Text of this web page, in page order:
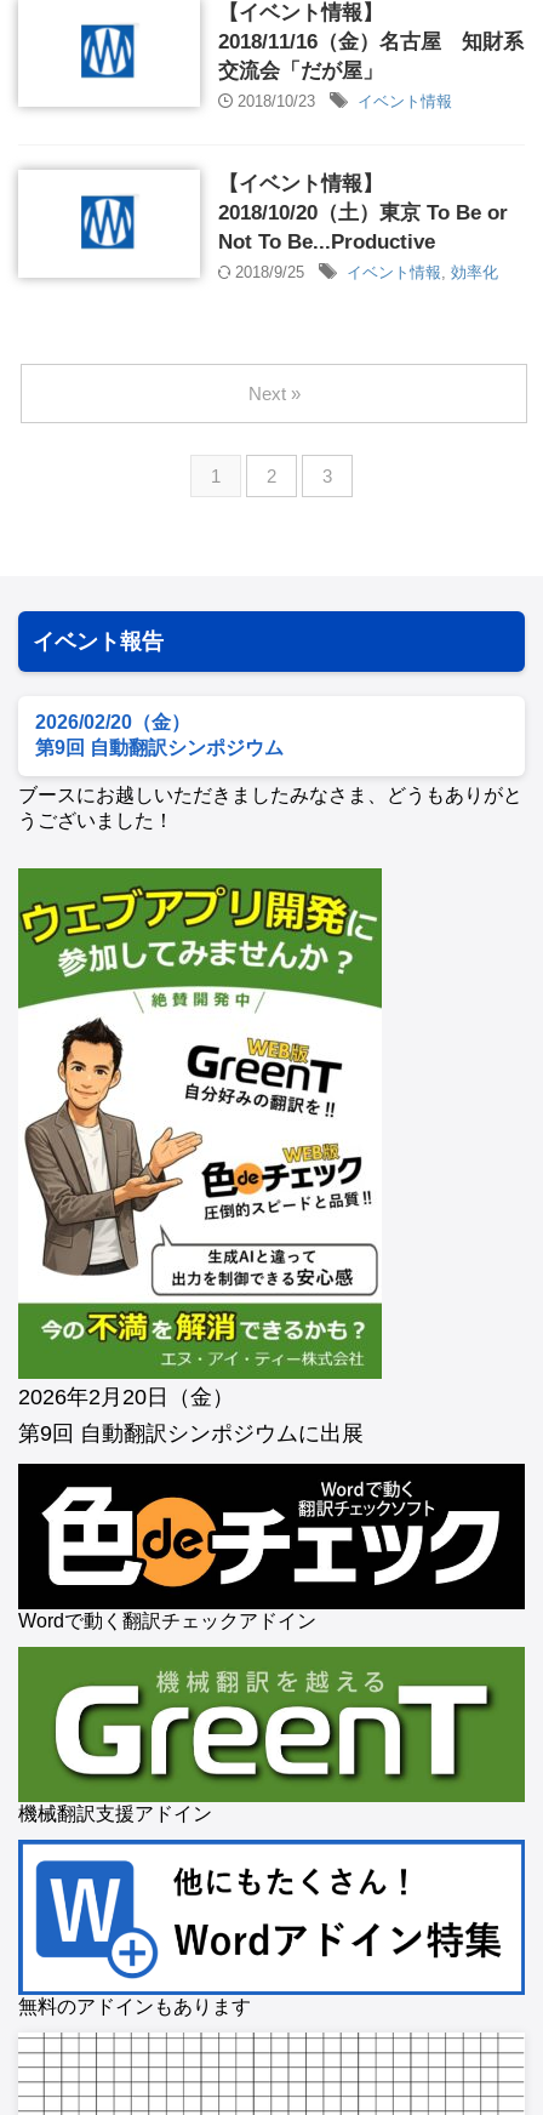
【イベント情報】
2018/11/16（金）名古屋 知財系
交流会「だが屋」
2018/10/23 イベント情報
【イベント情報】
2018/10/20（土）東京 To Be or
Not To Be...Productive
2018/9/25 イベント情報, 効率化
1 2 3
Next »
イベント報告
2026/02/20（金）
第9回 自動翻訳シンポジウム
ブースにお越しいただきましたみなさま、どうもありがと
うございました！
2026年2月20日（金）
第9回 自動翻訳シンポジウムに出展
Wordで動く翻訳チェックアドイン
機械翻訳支援アドイン
無料のアドインもあります